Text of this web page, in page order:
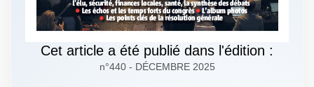
Cet article a été publié dans l'édition :
n°440 - DÉCEMBRE 2025